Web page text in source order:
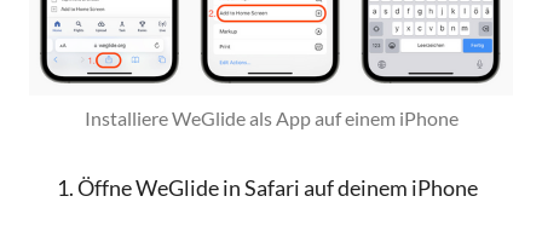
Installiere WeGlide als App auf einem iPhone
Öffne WeGlide in Safari auf deinem iPhone